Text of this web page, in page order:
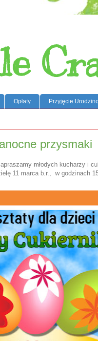
Opłaty Przyjęcie
przysmaki
młodych kucharzy i
11 marca b.r., w godzinach